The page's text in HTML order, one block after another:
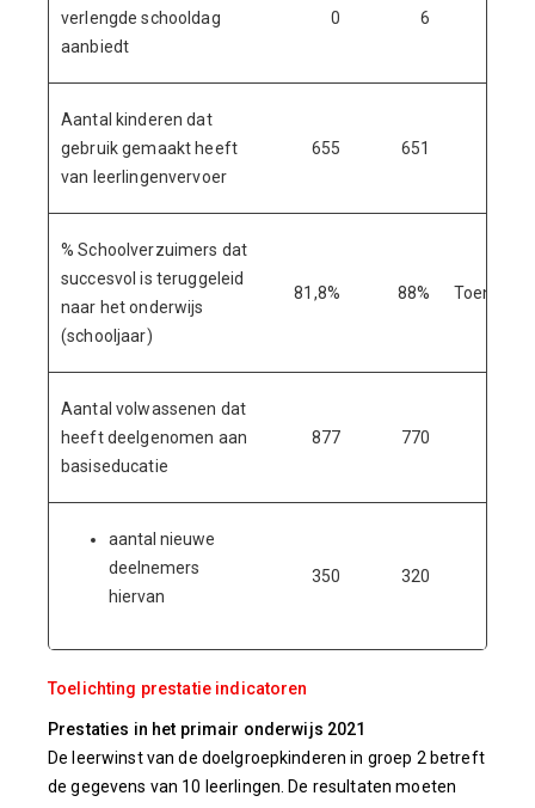
verlengde schooldag
aanbiedt
0 6
Aantal kinderen dat
gebruik gemaakt heeft
van leerlingenvervoer
655 651
% Schoolverzuimers dat
succesvol is teruggeleid
naar het onderwijs
(schooljaar)
81,8% 88% Toename
Aantal volwassenen dat
heeft deelgenomen aan
basiseducatie
877 770
aantal nieuwe
deelnemers
hiervan
350 320
Toelichting prestatie indicatoren
Prestaties in het primair onderwijs 2021
De leerwinst van de doelgroepkinderen in groep 2 betreft
de gegevens van 10 leerlingen. De resultaten moeten